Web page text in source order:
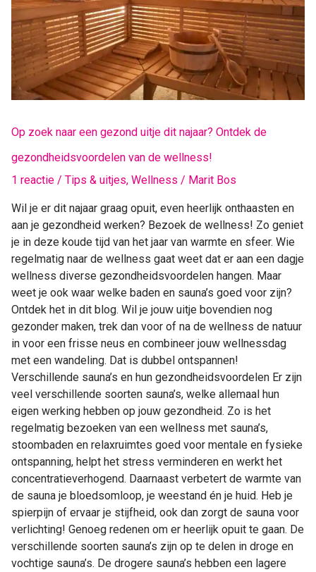
Op zoek naar een gezond uitje dit najaar? Ontdek de
gezondheidsvoordelen van de wellness!
1 reactie / Tips & uitjes, Wellness / Marit Bos
Wil je er dit najaar graag opuit, even heerlijk onthaasten en
aan je gezondheid werken? Bezoek de wellness! Zo geniet
je in deze koude tijd van het jaar van warmte en sfeer. Wie
regelmatig naar de wellness gaat weet dat er aan een dagje
wellness diverse gezondheidsvoordelen hangen. Maar
weet je ook waar welke baden en sauna’s goed voor zijn?
Ontdek het in dit blog. Wil je jouw uitje bovendien nog
gezonder maken, trek dan voor of na de wellness de natuur
in voor een frisse neus en combineer jouw wellnessdag
met een wandeling. Dat is dubbel ontspannen!
Verschillende sauna’s en hun gezondheidsvoordelen Er zijn
veel verschillende soorten sauna’s, welke allemaal hun
eigen werking hebben op jouw gezondheid. Zo is het
regelmatig bezoeken van een wellness met sauna’s,
stoombaden en relaxruimtes goed voor mentale en fysieke
ontspanning, helpt het stress verminderen en werkt het
concentratieverhogend. Daarnaast verbetert de warmte van
de sauna je bloedsomloop, je weestand én je huid. Heb je
spierpijn of ervaar je stijfheid, ook dan zorgt de sauna voor
verlichting! Genoeg redenen om er heerlijk opuit te gaan. De
verschillende soorten sauna’s zijn op te delen in droge en
vochtige sauna’s. De drogere sauna’s hebben een lagere
najaar?
Ontdek
de
gezondheidsvoordelen
van
wellness!